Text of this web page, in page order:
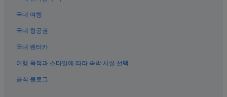
타기그의 스파가 있는 리조트 및 호텔
보니파시오 글로벌 시티의 비즈니스 호텔
국내 여행
국내 항공권
국내 렌터카
여행 목적과 스타일에 따라 숙박 시설 선택
공식 블로그